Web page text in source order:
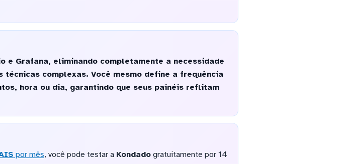
e Grafana, eliminando completamente a necessidade
complexas. Você mesmo define a frequência
hora ou dia, garantindo que seus painéis reflitam
por mês, você pode testar a Kondadogratuitamente por 14